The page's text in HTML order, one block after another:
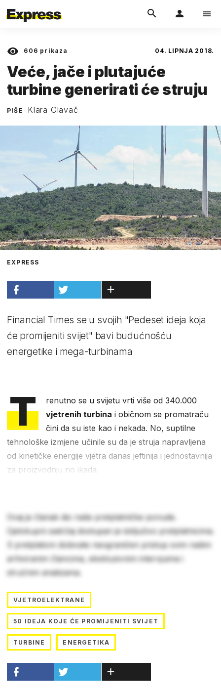
606 prikaza 04. LIPNJA 2018.
Veće, jače i plutajuće
turbine generirati će struju
PIŠE Klara Glavač
EXPRESS
Financial Times se u svojih "Pedeset ideja koja
će promijeniti svijet" bavi budućnošću
energetike i mega-turbinama
T
renutno se u svijetu vrti više od 340.000
vjetrenih turbina i običnom se promatraču
čini da su iste kao i nekada. No, suptilne
tehnološke izmjene učinile su da je struja napravljena
od kinetičke energije vjetra danas jeftinija i jednostavnija
za proizvodnju no ikada.
Ovaj je članak dio naše pretplatničke ponude.
Cjelokupni sadržaj dostupan je isključivo pretplatnicima.
S pretplatom dobivate neograničen pristup svim našim
arhiviranim člancima, ekskluzivnim intervjuima i
stručnim analizama.
VJETROELEKTRANE
50 IDEJA KOJE ĆE PROMIJENITI SVIJET
TURBINE ENERGETIKA